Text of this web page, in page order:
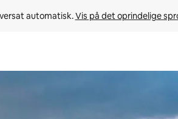
automatisk. Vis på det oprindelige